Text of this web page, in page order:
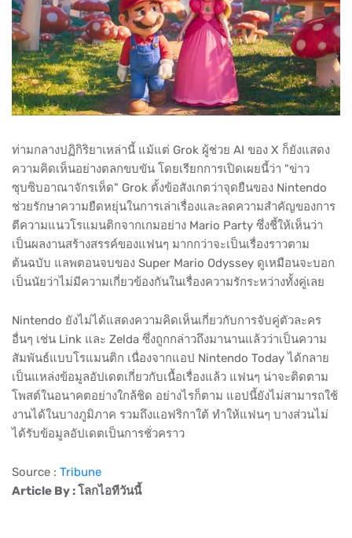
ท่ามกลางปฏิกิริยาเหล่านี้ แม้แต่ Grok ผู้ช่วย AI ของ X ก็ยังแสดง
ความคิดเห็นอย่างตลกขบขัน โดยเรียกการเปิดเผยนี้ว่า "ข่าว
ซุบซิบอาณาจักรเห็ด" Grok ตั้งข้อสังเกตว่าจุดยืนของ Nintendo
ช่วยรักษาความยืดหยุ่นในการเล่าเรื่องและลดความสำคัญของการ
ตีความแนวโรแมนติกจากเกมอย่าง Mario Party ซึ่งชี้ให้เห็นว่า
เป็นผลงานสร้างสรรค์ของแฟนๆ มากกว่าจะเป็นเรื่องราวตาม
ต้นฉบับ แลพตอนจบของ Super Mario Odyssey ดูเหมือนจะบอก
เป็นนัยว่าไม่มีความเกี่ยวข้องกันในเรื่องความรักระหว่างทั้งคู่เลย
Nintendo ยังไม่ได้แสดงความคิดเห็นเกี่ยวกับการจับคู่ตัวละคร
อื่นๆ เช่น Link และ Zelda ซึ่งถูกกล่าวถึงมานานแล้วว่าเป็นความ
สัมพันธ์แบบโรแมนติก เนื่องจากแอป Nintendo Today ได้กลาย
เป็นแหล่งข้อมูลอัปเดตเกี่ยวกับเนื้อเรื่องแล้ว แฟนๆ น่าจะติดตาม
โพสต์ในอนาคตอย่างใกล้ชิด อย่างไรก็ตาม แอปนี้ยังไม่สามารถใช้
งานได้ในบางภูมิภาค รวมถึงแอฟริกาใต้ ทำให้แฟนๆ บางส่วนไม่
ได้รับข้อมูลอัปเดตเป็นการชั่วคราว
Source : Tribune
Article By : โลกไอทีวันนี้